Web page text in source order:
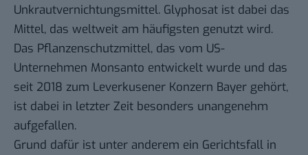
Unkrautvernichtungsmittel. Glyphosat ist dabei das
Mittel, das weltweit am häufigsten genutzt wird.
Das Pflanzenschutzmittel, das vom US-
Unternehmen Monsanto entwickelt wurde und das
seit 2018 zum Leverkusener Konzern Bayer gehört,
ist dabei in letzter Zeit besonders unangenehm
aufgefallen.
Grund dafür ist unter anderem ein Gerichtsfall in